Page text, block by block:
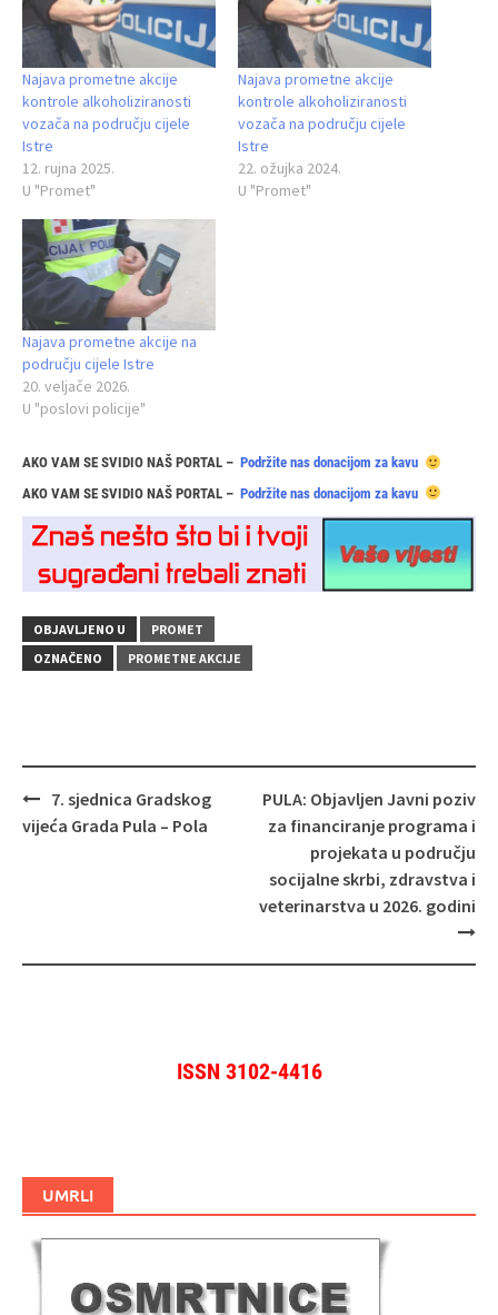
Najava prometne akcije
kontrole alkoholiziranosti
vozača na području cijele
Istre
12. rujna 2025.
U "Promet"
Najava prometne akcije
kontrole alkoholiziranosti
vozača na području cijele
Istre
22. ožujka 2024.
U "Promet"
Najava prometne akcije na
području cijele Istre
20. veljače 2026.
U "poslovi policije"
AKO VAM SE SVIDIO NAŠ PORTAL – Podržite nas donacijom za kavu
AKO VAM SE SVIDIO NAŠ PORTAL – Podržite nas donacijom za kavu
OBJAVLJENO U
PROMET
OZNAČENO
PROMETNE AKCIJE
Navigacija
objava
7. sjednica Gradskog
vijeća Grada Pula – Pola
PULA: Objavljen Javni poziv
za financiranje programa i
projekata u području
socijalne skrbi, zdravstva i
veterinarstva u 2026. godini
ISSN 3102-4416
UMRLI